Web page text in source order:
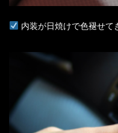
内装が日焼けで色褪せて